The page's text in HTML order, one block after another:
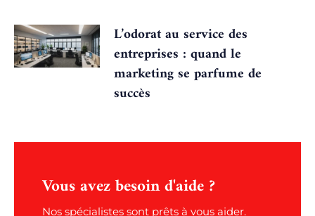
L’odorat au service des
entreprises : quand le
marketing se parfume de
succès
Vous avez besoin d'aide ?
Nos spécialistes sont prêts à vous aider.